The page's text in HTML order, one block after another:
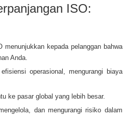
ISO:
kepada pelanggan bahwa
Anda.
operasional, mengurangi biaya
ke pasar global yang lebih besar.
dan mengurangi risiko dalam